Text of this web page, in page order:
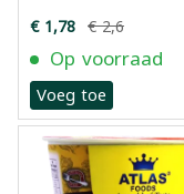
€ 1,78 € 2,6
Op voorraad
Voeg toe